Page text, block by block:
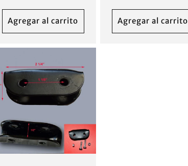
Agregar al carrito Agregar al carrito